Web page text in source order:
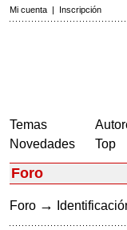
Mi cuenta | Inscripción
Temas
Novedades
Top
Foro
Foro →